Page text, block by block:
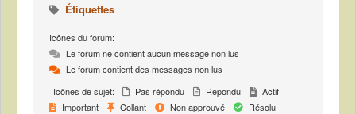
Étiquettes
Icônes du forum:
Le forum ne contient aucun message non lus
Le forum contient des messages non lus
Icônes de sujet:
Pas répondu Repondu
Actif
Important
Collant Non approuvé
Résolu